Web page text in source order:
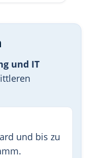
und IT
und bis zu